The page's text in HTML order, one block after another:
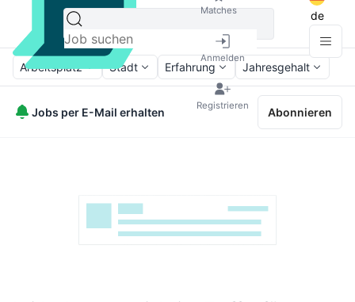
Matches
Anmelden
Registrieren
de
Arbeitsplatz Stadt Erfahrung Jahresgehalt
Jobs per E-Mail erhalten Abonnieren